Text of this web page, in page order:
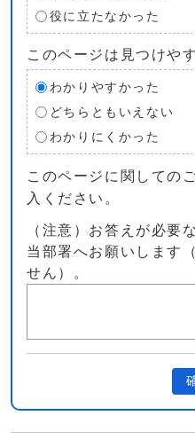
役に立たなかった
このページは見つけや
わかりやすかった
どちらともいえない
わかりにくかった
このページに関しての
入ください。
（注意）お答えが必要
当部署へお願いします
せん）。